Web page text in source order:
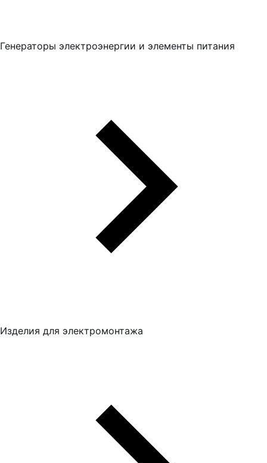
Генераторы электроэнергии и элементы питания
Изделия для электромонтажа